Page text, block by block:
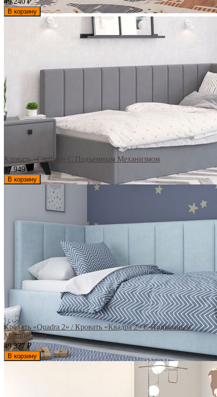
₽
В корзину
Кровать «Смарти» С Подъемным Механизмом
37 949₽
В корзину
Кровать «Quadra 2» / Кровать «Квадра 2» С Подъемным
Механизмом
49 377₽
В корзину